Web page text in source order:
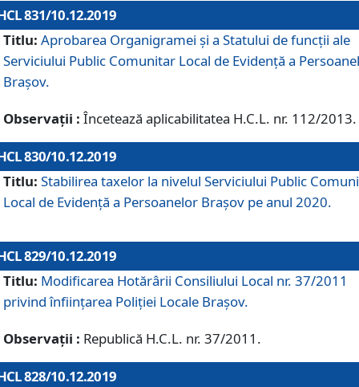
831/10.12.2019
Titlu: Aprobarea Organigramei și a Statului de funcții ale
Serviciului Public Comunitar Local de Evidență a
Brașov.
Observații : Încetează aplicabilitatea H.C.L. nr. 112/2013.
830/10.12.2019
Titlu: Stabilirea taxelor la nivelul Serviciului Public
Local de Evidenţă a Persoanelor Braşov pe anul 2020.
829/10.12.2019
Titlu: Modificarea Hotărârii Consiliului Local nr. 37/2011
privind înființarea Poliției Locale Brașov.
Observații : Republică H.C.L. nr. 37/2011.
828/10.12.2019